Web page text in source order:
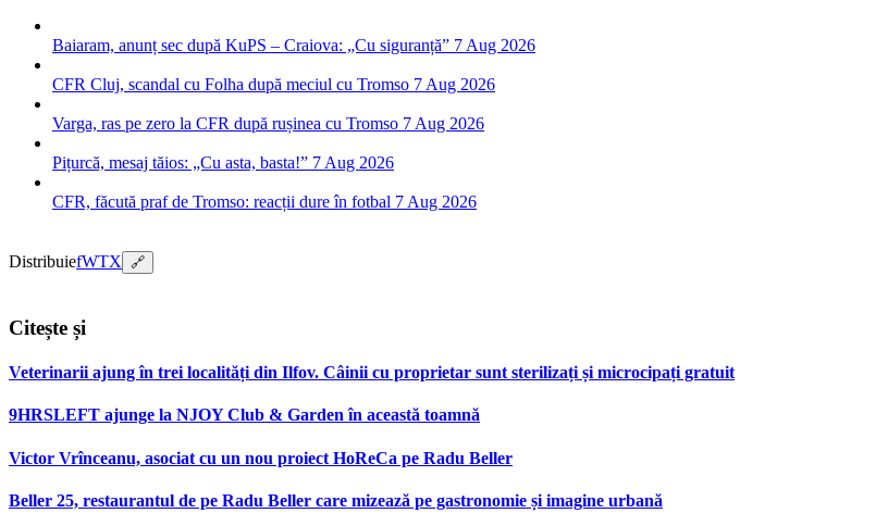
Baiaram, anunț sec după KuPS – Craiova: „Cu siguranță” 7 Aug 2026
CFR Cluj, scandal cu Folha după meciul cu Tromso 7 Aug 2026
Varga, ras pe zero la CFR după rușinea cu Tromso 7 Aug 2026
Pițurcă, mesaj tăios: „Cu asta, basta!” 7 Aug 2026
CFR, făcută praf de Tromso: reacții dure în fotbal 7 Aug 2026
DistribuiefWTX 🔗
Citește și
Veterinarii ajung în trei localități din Ilfov. Câinii cu proprietar sunt sterilizați și microcipați gratuit
9HRSLEFT ajunge la NJOY Club & Garden în această toamnă
Victor Vrînceanu, asociat cu un nou proiect HoReCa pe Radu Beller
Beller 25, restaurantul de pe Radu Beller care mizează pe gastronomie și imagine urbană